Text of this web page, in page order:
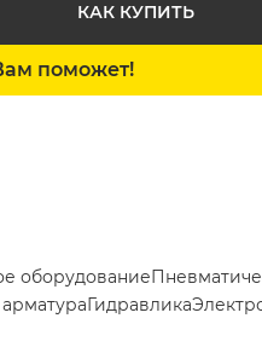
КАК КУПИТЬ
поможет!
оборудование
Гидравлика